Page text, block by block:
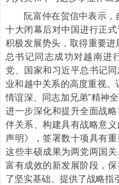
阮富仲在贺信中表示，
十大闭幕后对中国进行正
积极发展势头，取得重要
总书记同志成功对越南进
党、国家和习近平总书记
业和越中关系的高度重视。
情谊深、同志加兄弟”精神
进一步深化和提升全面战
伴关系、构建具有战略意
声明》，签署数十项具有重
这些丰硕成果为两党两国关
富有成效的新发展阶段，
了坚实基础、提供了战略指